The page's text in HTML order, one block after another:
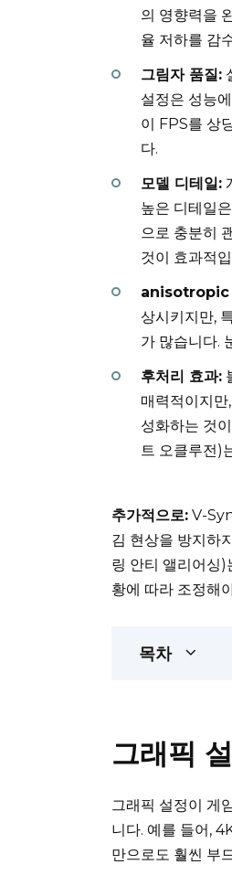
의 영향력을
율 저하를 감
그림자 품질:
설정은 성능
이 FPS를 상
다.
모델 디테일:
높은 디테일
으로 충분히
것이 효과적
상시키지만,
가 많습니다.
후처리 효과:
매력적이지
성화하는 것
트 오클루전)
추가적으로: V-
김 현상을 방지하
링 안티 앨리어싱)
황에 따라 조정해
목차
그래픽
그래픽 설정이 게
니다. 예를 들어,
만으로도 훨씬 부